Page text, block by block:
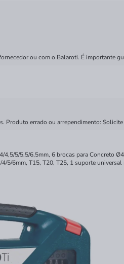
ou com o Balaroti. É importante
Produto errado ou arrependimento:
5/5,5/6,5mm, 6 brocas para Concreto
5/6mm, T15, T20, T25, 1 suporte